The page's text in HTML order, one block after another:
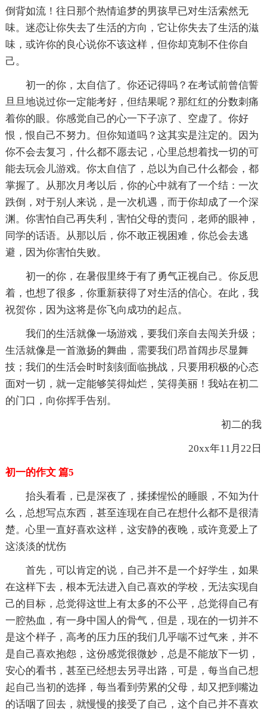
倒背如流！往日那个热情追梦的男孩早已对生活索然无
味。迷恋让你失去了生活的方向，它让你失去了生活的滋
味，或许你的良心说你不该这样，但你却克制不住你自
己。
初一的你，太自信了。你还记得吗？在考试前曾信誓
旦旦地说过你一定能考好，但结果呢？那红红的分数刺痛
着你的眼。你感觉自己的心一下子凉了、空虚了。你好
恨，恨自己不努力。但你知道吗？这其实是注定的。因为
你不会去复习，什么都不愿去记，心里总想着找一切的可
能去玩会儿游戏。你太自信了，总以为自己什么都会，都
掌握了。从那次月考以后，你的心中就有了一个结：一次
跌倒，对于别人来说，是一次机遇，而于你却成了一个深
渊。你害怕自己再失利，害怕父母的责问，老师的眼神，
同学的话语。从那以后，你不敢正视困难，你总会去逃
避，因为你害怕失败。
初一的你，在暑假里终于有了勇气正视自己。你反思
着，也想了很多，你重新获得了对生活的信心。在此，我
祝贺你，因为这将是你飞向成功的起点。
我们的生活就像一场游戏，要我们亲自去闯关升级；
生活就像是一首激扬的舞曲，需要我们昂首阔步尽显舞
技；我们的生活会时时刻刻面临挑战，只要用积极的心态
面对一切，就一定能够笑得灿烂，笑得美丽！我站在初二
的门口，向你挥手告别。
初二的我
20xx年11月22日
初一的作文 篇5
抬头看看，已是深夜了，揉揉惺忪的睡眼，不知为什
么，总想写点东西，甚至连现在自己在想什么都不是很清
楚。心里一直好喜欢这样，这安静的夜晚，或许竟爱上了
这淡淡的忧伤
首先，可以肯定的说，自己并不是一个好学生，如果
在这样下去，根本无法进入自己喜欢的学校，无法实现自
己的目标，总觉得这世上有太多的不公平，总觉得自己有
一腔热血，有一身中国人的骨气，但是，现在的一切并不
是这个样子，高考的压力压的我们几乎喘不过气来，并不
是自己喜欢抱怨，这份感觉很微妙，总是不能放下一切，
安心的看书，甚至已经想去另寻出路，可是，每当自己想
起自己当初的选择，每当看到劳累的父母，却又把到嘴边
的话咽了回去，就慢慢的接受了自己，这个自己并不喜欢